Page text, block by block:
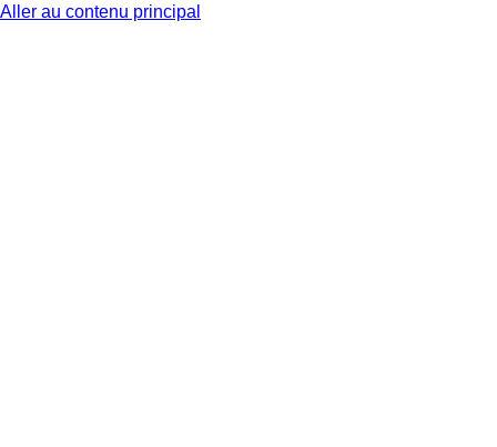
Aller au contenu principal